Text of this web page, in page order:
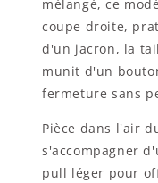
mélangé, ce
coupe droite,
d'un jacron, la
munit d'un
fermeture sans
Pièce dans l'air
s'accompagner
pull léger pour